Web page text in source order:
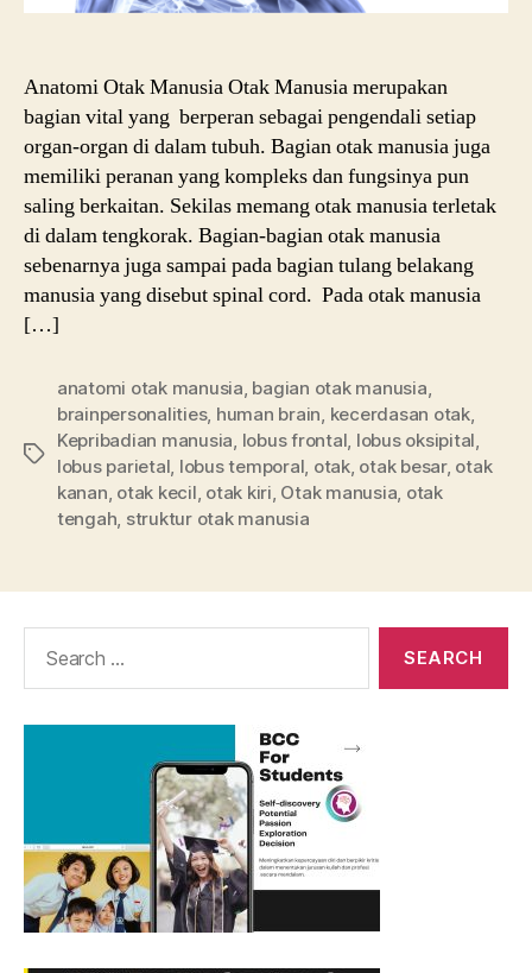
Anatomi Otak Manusia Otak Manusia merupakan
bagian vital yang berperan sebagai pengendali setiap
organ-organ di dalam tubuh. Bagian otak manusia juga
memiliki peranan yang kompleks dan fungsinya pun
saling berkaitan. Sekilas memang otak manusia terletak
di dalam tengkorak. Bagian-bagian otak manusia
sebenarnya juga sampai pada bagian tulang belakang
manusia yang disebut spinal cord. Pada otak manusia
[…]
Tags
anatomi otak manusia, bagian otak manusia,
brainpersonalities, human brain, kecerdasan otak,
Kepribadian manusia, lobus frontal, lobus oksipital,
lobus parietal, lobus temporal, otak, otak besar, otak
kanan, otak kecil, otak kiri, Otak manusia, otak
tengah, struktur otak manusia